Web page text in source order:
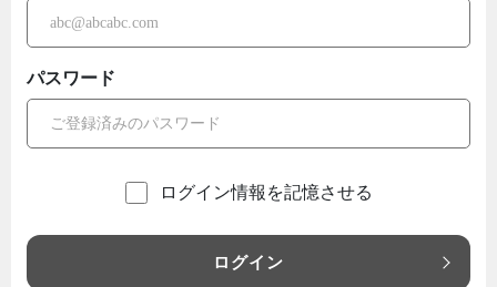
パスワード
ログイン情報を記憶させる
ログイン